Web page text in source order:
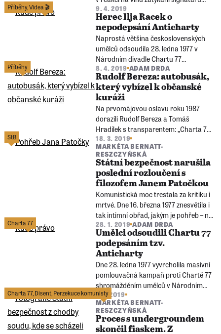
Charty 77. Dana Němcová patřila mezi
nejaktivnější bojovnice za práva
nespravedlivě stíhaných.
Příběhy,Videa 🎬 9. 4. 2019
Herec Ilja Racek o
nepodepsání Anticharty
Naprostá většina československých
umělců odsoudila 28. ledna 1977 v
Národním divadle Chartu 77
podepsáním tzv. Anticharty.
Příběhy 8. 4. 2019 ADAM DRDA
Rudolf Bereza: autobusák,
který vybízel k občanské
kuráži
Na prvomájovou oslavu roku 1987
dorazili Rudolf Bereza a Tomáš
Hradilek s transparentem: „Charta 77
vybízí k občanské kuráži“.
StB
18. 3. 2019
MARKÉTA BERNATT-
RESZCZYŃSKÁ
Státní bezpečnost narušila
poslední rozloučení s
filozofem Janem Patočkou
Komunistická moc trestala za kritiku i
mrtvé. Dne 16. března 1977 znesvětila i
tak intimní obřad, jakým je pohřeb – na
hřbitově břevnovského kláštera
narušila poslední rozloučení s
filozofem a mluvčím Charty 77 Janem
Patočkou.
Charta 77 28. 1. 2019 ADAM DRDA
Umělci odsoudili Chartu 77
podepsáním tzv.
Anticharty
Dne 28. ledna 1977 vyvrcholila masivní
pomlouvačná kampaň proti Chartě 77
shromážděním umělců v Národním
divadle, na kterém odsoudili Chartu 77
podpisem tzv. Anticharty.
Charta 77,Disent,Perzekuce komunisty7. 1. 2019
MARKÉTA BERNATT-
RESZCZYŃSKÁ
Proces s undergroundem
skončil fiaskem. Z